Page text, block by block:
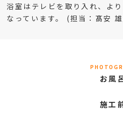
浴室はテレビを取り入れ、よ
なっています。 (担当：髙安
お風
施工